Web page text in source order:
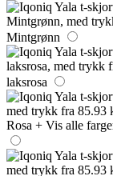
Mintgrønn
laksrosa
Rosa + Vis alle